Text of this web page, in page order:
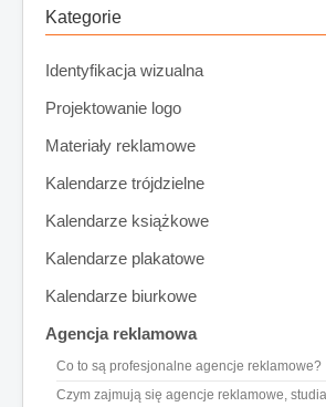
Kategorie
Identyfikacja wizualna
Projektowanie logo
Materiały reklamowe
Kalendarze trójdzielne
Kalendarze książkowe
Kalendarze plakatowe
Kalendarze biurkowe
Agencja reklamowa
Co to są profesjonalne agencje reklamowe?
Czym zajmują się agencje reklamowe,